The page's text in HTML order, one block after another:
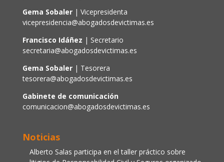
Gema Sobaler | Vicepresidenta
vicepresidencia@abogadosdevictimas.es
Francisco Idáñez | Secretario
secretaria@abogadosdevictimas.es
Gema Sobaler| Tesorera
tesorera@abogadosdevictimas.es
Gabinete de comunicación
comunicacion@abogadosdevictimas.es
Noticias
Alberto Salas participa en el taller práctico sobre